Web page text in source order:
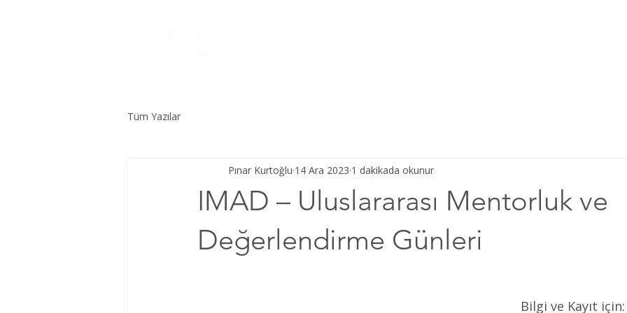
Tüm Yazılar
IMAD – Uluslararası Mentorluk ve
Değerlendirme Günleri
Pınar Kurtoğlu 14 Ara 2023 1 dakikada okunur
Bilgi ve Kayıt için: